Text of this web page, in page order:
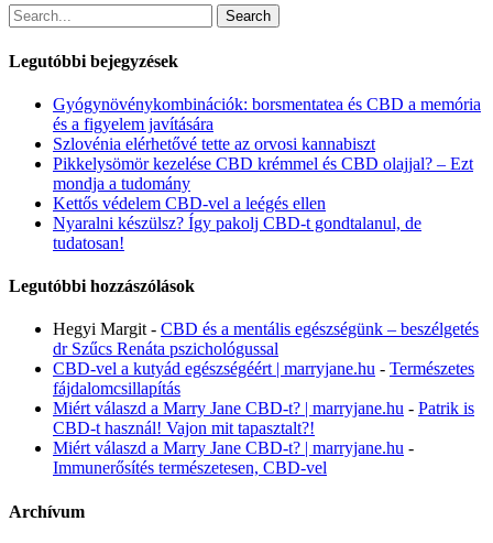
Search
Legutóbbi bejegyzések
Gyógynövénykombinációk: borsmentatea és CBD a memória
és a figyelem javítására
Szlovénia elérhetővé tette az orvosi kannabiszt
Pikkelysömör kezelése CBD krémmel és CBD olajjal? – Ezt
mondja a tudomány
Kettős védelem CBD-vel a leégés ellen
Nyaralni készülsz? Így pakolj CBD-t gondtalanul, de
tudatosan!
Legutóbbi hozzászólások
Hegyi Margit - CBD és a mentális egészségünk – beszélgetés
dr Szűcs Renáta pszichológussal
CBD-vel a kutyád egészségéért | marryjane.hu - Természetes
fájdalomcsillapítás
Miért válaszd a Marry Jane CBD-t? | marryjane.hu - Patrik is
CBD-t használ! Vajon mit tapasztalt?!
Miért válaszd a Marry Jane CBD-t? | marryjane.hu -
Immunerősítés természetesen, CBD-vel
Archívum